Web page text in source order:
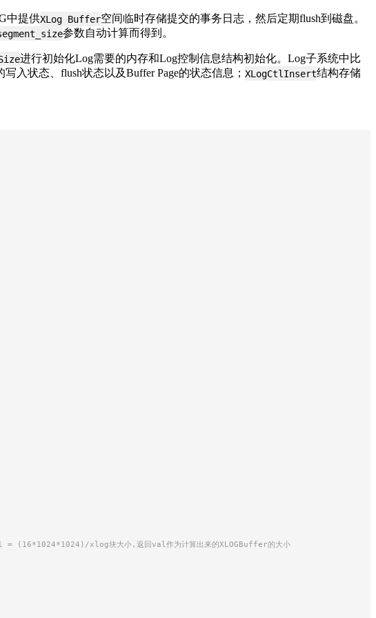
中提供XLog Buffer空间临时存储提交的事务日志，然后定期flush到磁盘。
参数自动计算而得到。
进行初始化Log需要的内存和Log控制信息结构初始化。Log子系统中比
入状态、flush状态以及Buffer Page的状态信息； XLogCtlInsert结构存储
xlog块大小,返回val作为计算出来的XLOGBuffer的大小